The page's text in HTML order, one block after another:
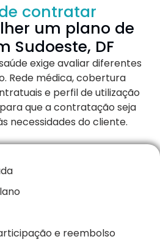
contratar
um plano de
Sudoeste, DF
exige avaliar diferentes
Rede médica, cobertura
e perfil de utilização
que a contratação seja
necessidades do cliente.
e reembolso